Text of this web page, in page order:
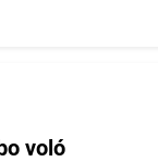
voló